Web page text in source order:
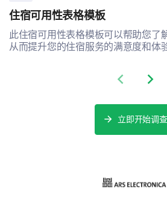
个人策略与未来期望
在未来一年内工作与生活平衡
住宿可用性表格模板
此住宿可用性表格模板可以帮助您了
从而提升您的住宿服务的满意度和体验
Previous slide
Next
立即开始调查